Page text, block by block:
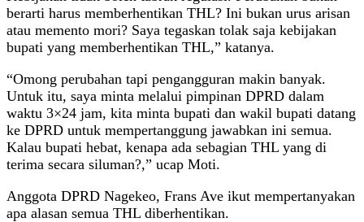
berarti harus memberhentikan THL? Ini bukan urus arisan
atau memento mori? Saya tegaskan tolak saja kebijakan
bupati yang memberhentikan THL,” katanya.
“Omong perubahan tapi pengangguran makin banyak.
Untuk itu, saya minta melalui pimpinan DPRD dalam
waktu 3×24 jam, kita minta bupati dan wakil bupati datang
ke DPRD untuk mempertanggung jawabkan ini semua.
Kalau bupati hebat, kenapa ada sebagian THL yang di
terima secara siluman?,” ucap Moti.
Anggota DPRD Nagekeo, Frans Ave ikut mempertanyakan
apa alasan semua THL diberhentikan.